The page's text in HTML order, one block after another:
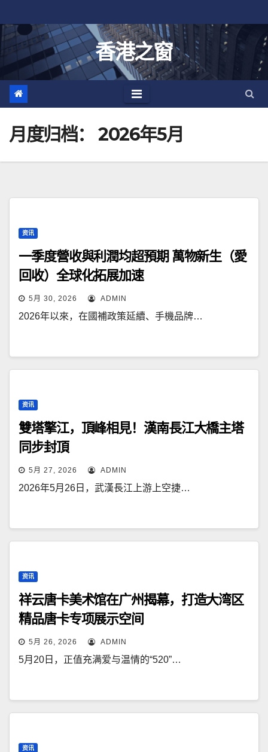
至
香港之窗
月度归档： 2026年5月
资讯
一季度營收與利潤均超預期 萬物新生（愛
回收）全球化拓展加速
5月 30, 2026 ADMIN
2026年以來，在國補政策延續、手機品牌…
资讯
雙塔擎江，頂峰相見！漢南長江大橋主塔
同步封頂
5月 27, 2026 ADMIN
2026年5月26日，武漢長江上游上空捷…
资讯
祥云唐卡美术馆在广州揭幕，打造大湾区
精品唐卡专项展示空间
5月 26, 2026 ADMIN
5月20日，正值充满爱与温情的“520”…
资讯